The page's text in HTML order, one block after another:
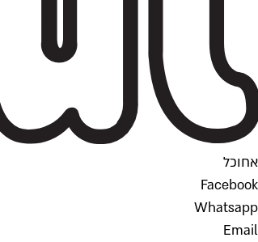
אחוכל
Facebook
Whatsapp
Email